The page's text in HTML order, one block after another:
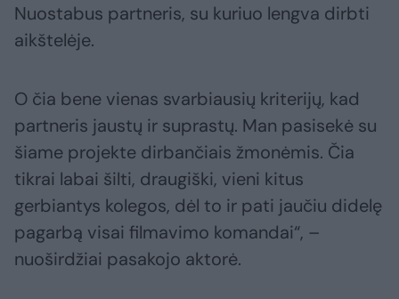
Nuostabus partneris, su kuriuo lengva dirbti
aikštelėje.
O čia bene vienas svarbiausių kriterijų, kad
partneris jaustų ir suprastų. Man pasisekė su
šiame projekte dirbančiais žmonėmis. Čia
tikrai labai šilti, draugiški, vieni kitus
gerbiantys kolegos, dėl to ir pati jaučiu didelę
pagarbą visai filmavimo komandai“, –
nuoširdžiai pasakojo aktorė.